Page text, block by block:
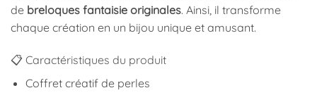
de breloques fantaisie originales. Ainsi, il transforme
chaque création en un bijou unique et amusant.
📋 Caractéristiques du produit
Coffret créatif de perles